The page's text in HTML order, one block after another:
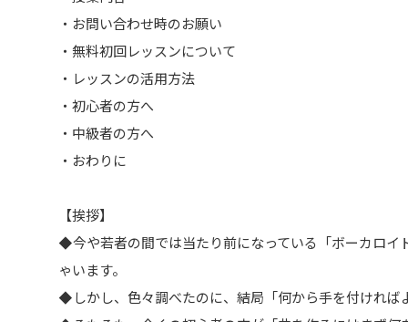
・お問い合わせ時のお願い
・無料初回レッスンについて
・レッスンの活用方法
・初心者の方へ
・中級者の方へ
・おわりに
【挨拶】
◆今や若者の間では当たり前になっている「ボーカロイ
ゃいます。
◆しかし、色々調べたのに、結局「何から手を付けれ